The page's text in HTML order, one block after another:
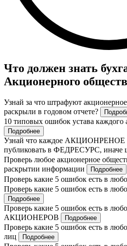
Что должен знать
Акционерного
Узнай за что штрафуют
раскрыли в годовом отчете?
10 типовых ошибок устава каждого
Подробнее
Узнай что каждое
публиковать в ФЕДРЕСУРС, иначе
Проверь любое акционерное
раскрытии информации
Подробнее
Проверь какие 5 ошибок есть в
Проверь какие 5 ошибок есть в
Подробнее
Проверь какие 5 ошибок есть в
АКЦИОНЕРОВ
Подробнее
Проверь какие 5 ошибок есть в
лиц
Подробнее